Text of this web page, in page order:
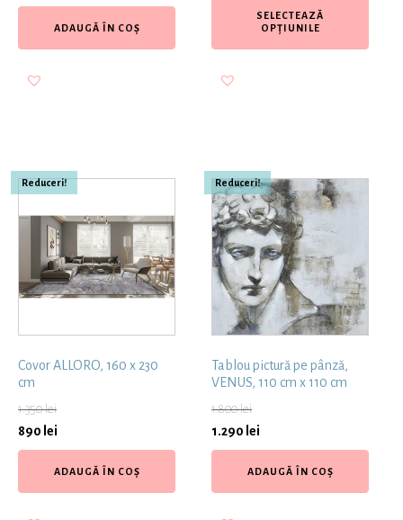
ADAUGĂ ÎN COȘ
SELECTEAZĂ
OPȚIUNILE
Reduceri!
Covor ALLORO, 160 x 230
cm
1.350lei
890 lei
ADAUGĂ ÎN COȘ
Reduceri!
Tablou pictură pe pânză,
VENUS, 110 cm x 110 cm
1.800lei
1.290 lei
ADAUGĂ ÎN COȘ